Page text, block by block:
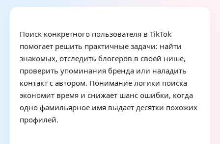
Поиск конкретного пользователя в TikTok
помогает решить практичные задачи: найти
знакомых, отследить блогеров в своей нише,
проверить упоминания бренда или наладить
контакт с автором. Понимание логики поиска
экономит время и снижает шанс ошибки, когда
одно фамильярное имя выдает десятки похожих
профилей.